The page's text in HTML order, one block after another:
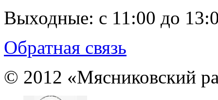
Выходные: с 11:00 до
Обратная связь
© 2012 «Мясниковский